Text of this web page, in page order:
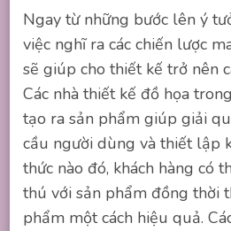
Ngay từ những bước lên ý
việc nghĩ ra các chiến lược
sẽ giúp cho thiết kế trở nên
Các nhà thiết kế đồ họa trong
tạo ra sản phẩm giúp giải
cầu người dùng và thiết lập
thức nào đó, khách hàng có
thú với sản phẩm đồng thời
phẩm một cách hiệu quả.